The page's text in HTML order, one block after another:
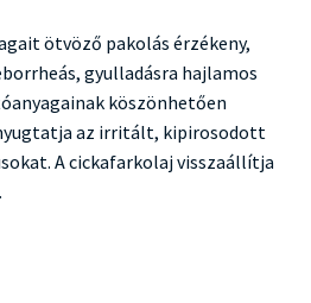
ötvöző pakolás érzékeny,
gyulladásra hajlamos
köszönhetően
az irritált, kipirosodott
A cickafarkolaj visszaállítja